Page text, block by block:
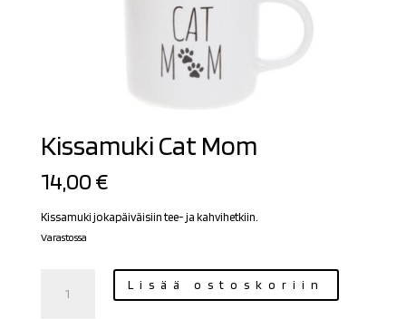
Kissamuki Cat Mom
14,00€
Kissamuki jokapäiväisiin tee- ja kahvihetkiin.
Varastossa
Lisää ostoskoriin